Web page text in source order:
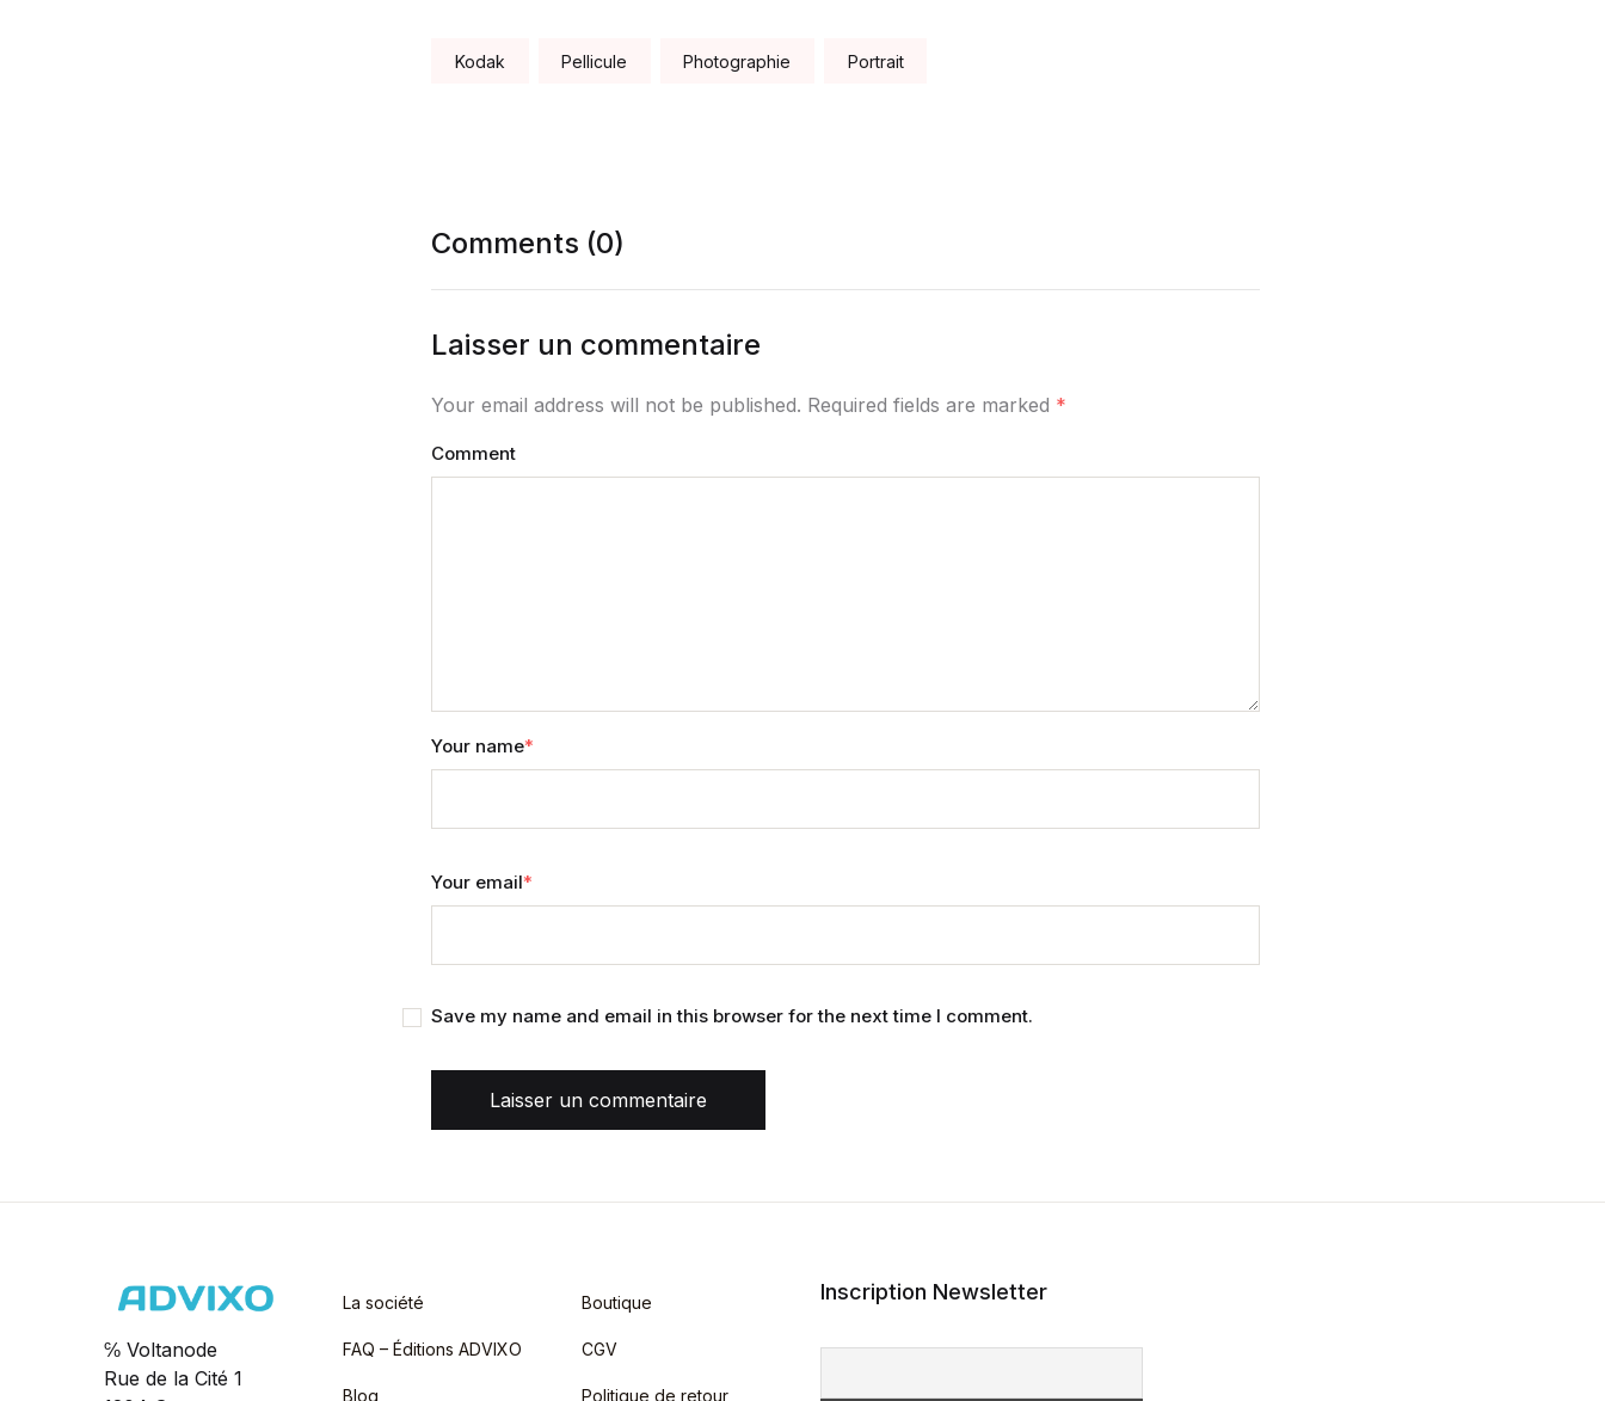
Tags:Kodak Pellicule Photographie Portrait
Comments (0)
Laisser un commentaire
Your email address will not be published. Required fields are marked *
Comment
Your name*
Your email*
Save my name and email in this browser for the next time I comment.
Laisser un commentaire
℅ Voltanode
Rue de la Cité 1
La société
FAQ – Éditions ADVIXO
Blog
Boutique
CGV
Politique de retour
Inscription Newsletter